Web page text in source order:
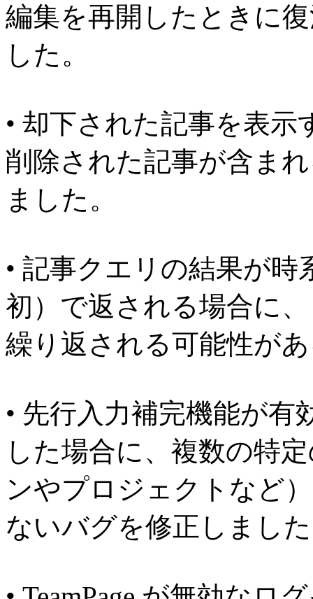
編集を再開したときに
した。
• 却下された記事を表
削除された記事が含ま
ました。
• 記事クエリの結果が
初）で返される場合に
繰り返される可能性が
• 先行入力補完機能が
した場合に、複数の特
ンやプロジェクトなど
ないバグを修正しまし